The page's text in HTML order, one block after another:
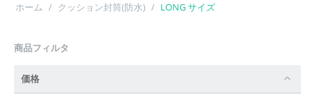
ホーム / クッション封筒(防水) / LONG サイズ
商品フィルタ
価格